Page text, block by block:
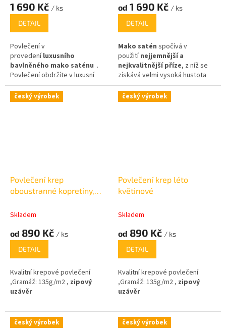
1 690 Kč / ks
DETAIL
Povlečení v
provedeníluxusního
bavlněného mako saténu .
Povlečení obdržíte v luxusní
dárkové krabičce.
od 1 690 Kč / ks
DETAIL
Mako satén spočívá v
použití nejjemnější a
nejkvalitnější příze, z níž se
získává velmi vysoká hustota
nití na cm .Originálním balení
v látkové tašce ve stejném
dezénu, se kterou můžete
český výrobek
Povlečení krep
oboustranné kopretiny,
Skladem
od 890 Kč / ks
DETAIL
Kvalitní krepové povlečení
,Gramáž: 135g/m2 , zipový
uzávěr
český výrobek
Povlečení krep léto
květinové
Skladem
od 890 Kč / ks
DETAIL
Kvalitní krepové povlečení
,Gramáž: 135g/m2 , zipový
uzávěr
český výrobek český výrobek